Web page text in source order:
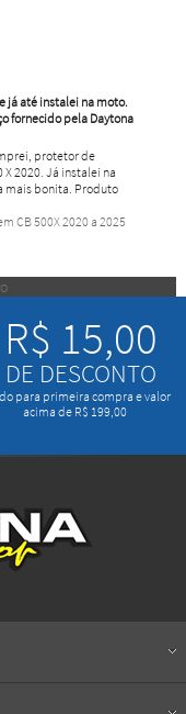
já até instalei na moto.
fornecido pela Daytona
protetor de
2020. Já instalei na
mais bonita. Produto
CB 500X 2020 a 2025
R$ 15,00
DE DESCONTO
para primeira compra e valor
acima de R$ 199,00